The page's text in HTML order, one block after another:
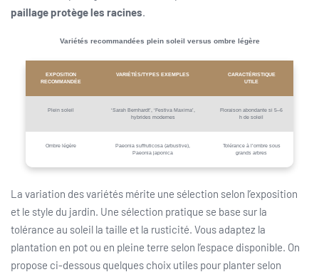
paillage protège les racines.
Variétés recommandées plein soleil versus ombre légère
EXPOSITION
RECOMMANDÉE
VARIÉTÉS/TYPES EXEMPLES
CARACTÉRISTIQUE
UTILE
Plein soleil
‘Sarah Bernhardt’, ‘Festiva Maxima’,
hybrides modernes
Floraison abondante si 5–6
h de soleil
Ombre légère
Paeonia suffruticosa (arbustive),
Paeonia japonica
Tolérance à l’ombre sous
grands arbres
La variation des variétés mérite une sélection selon l’exposition
et le style du jardin. Une sélection pratique se base sur la
tolérance au soleil la taille et la rusticité. Vous adaptez la
plantation en pot ou en pleine terre selon l’espace disponible. On
propose ci-dessous quelques choix utiles pour planter selon